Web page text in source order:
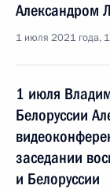
Александром
1 июля 2021 года,
1 июля
Белоруссии
заседании
и Белоруссии